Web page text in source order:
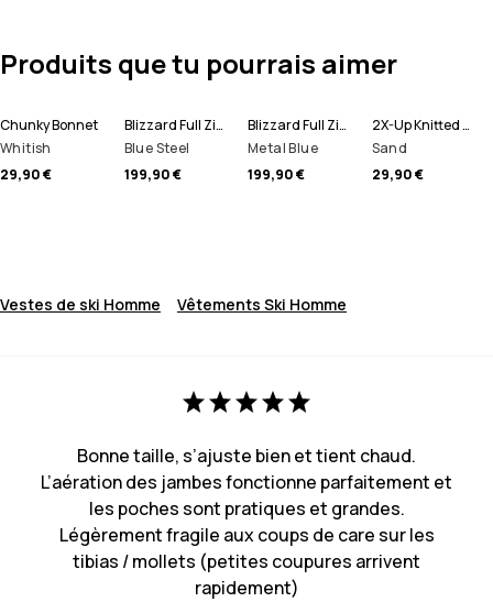
Produits que tu pourrais aimer
Chunky Bonnet
Whitish
29,90 €
Blizzard Full Zip Veste Snowboard Homme
Blue Steel
199,90 €
Blizzard Full Zip Veste de Ski Homme
Metal Blue
199,90 €
2X-Up Knitted Tour de cou
Sand
29,90 €
Vestes de ski Homme Vêtements Ski Homme
Bonne taille, s’ajuste bien et tient chaud.
L’aération des jambes fonctionne parfaitement et
les poches sont pratiques et grandes.
Légèrement fragile aux coups de care sur les
tibias / mollets (petites coupures arrivent
rapidement)